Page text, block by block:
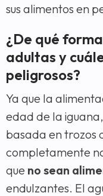
sus alimentos en
¿De qué
adultas y
peligrosos?
Ya que la
edad de la
basada en trozos
completamente
que no sean
endulzantes. El